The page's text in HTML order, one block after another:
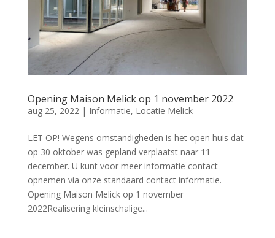
Opening Maison Melick op 1 november 2022
aug 25, 2022 | Informatie, Locatie Melick
LET OP! Wegens omstandigheden is het open huis dat
op 30 oktober was gepland verplaatst naar 11
december. U kunt voor meer informatie contact
opnemen via onze standaard contact informatie.
Opening Maison Melick op 1 november
2022Realisering kleinschalige...